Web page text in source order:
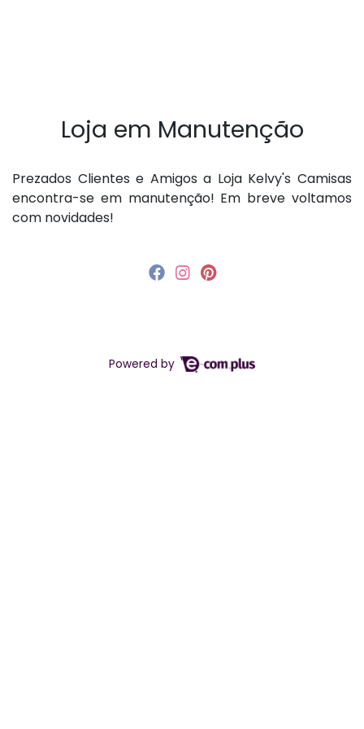
Loja em Manutenção
P rezados Clientes e Amigos a Loja Kelvy's Camisas
encontra-se em manutenção! Em breve voltamos
com novidades!
Powered by